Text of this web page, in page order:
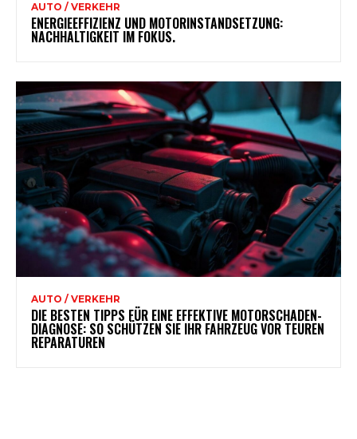
AUTO / VERKEHR
ENERGIEEFFIZIENZ UND MOTORINSTANDSETZUNG:
NACHHALTIGKEIT IM FOKUS.
AUTO / VERKEHR
DIE BESTEN TIPPS FÜR EINE EFFEKTIVE MOTORSCHADEN-
DIAGNOSE: SO SCHÜTZEN SIE IHR FAHRZEUG VOR TEUREN
REPARATUREN